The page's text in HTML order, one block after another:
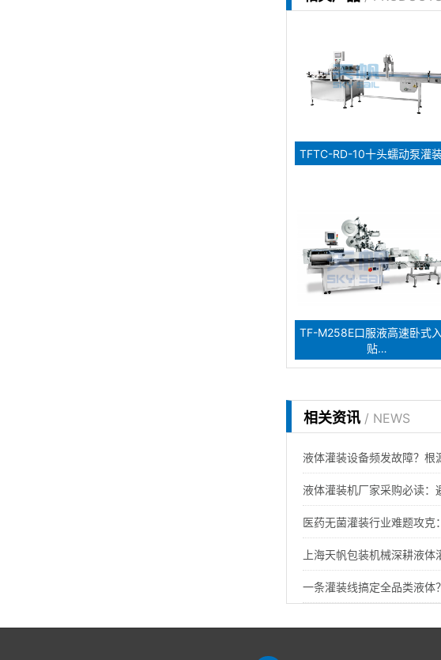
TFTC-RD-10十头蠕动泵灌
TF-M258E口服液高速卧式
贴…
相关资讯 / NEWS
液体灌装设备频发故障？
液体灌装机厂家采购必读
医药无菌灌装行业难题攻
上海天帆包装机械深耕液
一条灌装线搞定全品类液